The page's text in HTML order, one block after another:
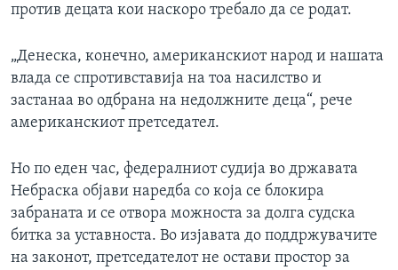
против децата кои наскоро требало да се родат.
„Денеска, конечно, американскиот народ и нашата
влада се спротивставија на тоа насилство и
застанаа во одбрана на недолжните деца“, рече
американскиот претседател.
Но по еден час, федералниот судија во државата
Небраска објави наредба со која се блокира
забраната и се отвора можноста за долга судска
битка за уставноста. Во изјавата до поддржувачите
на законот, претседателот не остави простор за